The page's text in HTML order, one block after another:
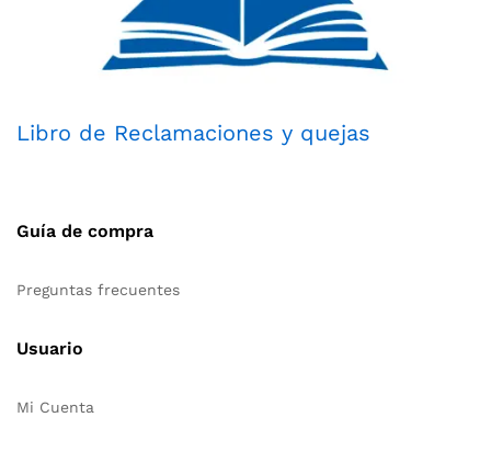
Libro de Reclamaciones y quejas
Guía de compra
Preguntas frecuentes
Usuario
Mi Cuenta